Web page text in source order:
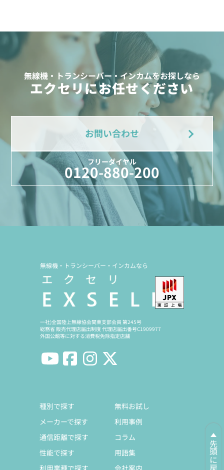
無線機・トランシーバー・インカムをお探しなら
エクセリにお任せください
お問い合わせ
フリーダイヤル
0120-880-200
先頭に戻る
無線機・トランシーバー・インカムなら
一社)全国陸上無線協会関東支部会員 第245号
総務省 販売代理店届出制度 代理店届出番号C1909977
外国公館等に対する消費税免除指定店舗
種別で探す
メーカーで探す
通信距離で探す
性能で探す
無料お試し
利用事例
コラム
用語集